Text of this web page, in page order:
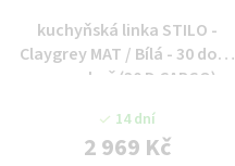
kuchyňská linka STILO -
Claygrey MAT / Bílá - 30 dolní
cargo koš (30 D CARGO)
14 dní
2 969 Kč